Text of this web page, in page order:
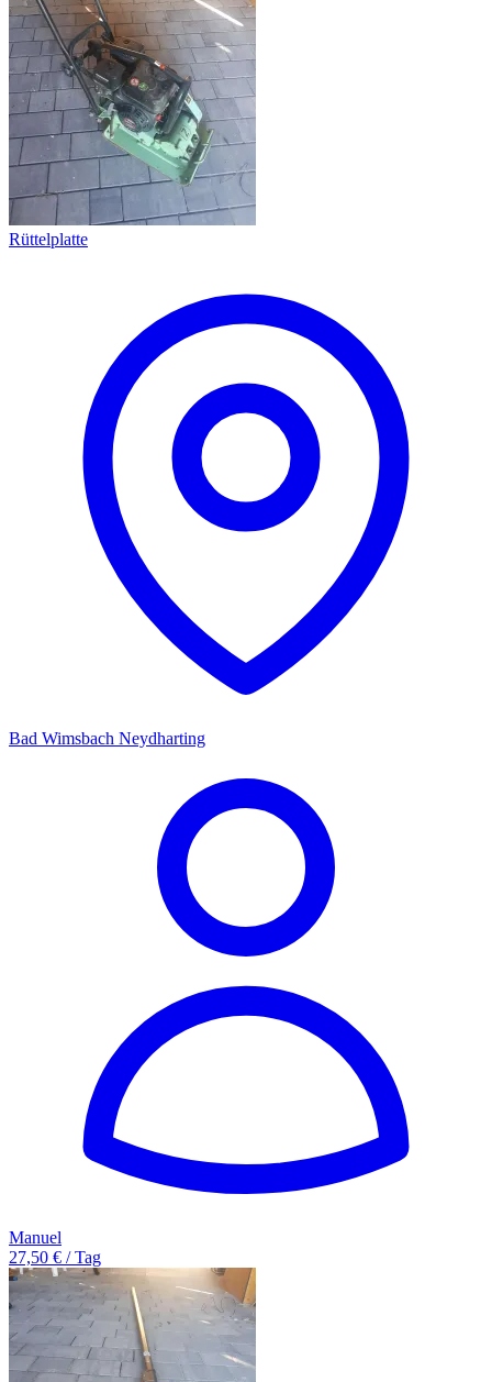
Rüttelplatte
Bad Wimsbach Neydharting
Manuel
27,50 € / Tag